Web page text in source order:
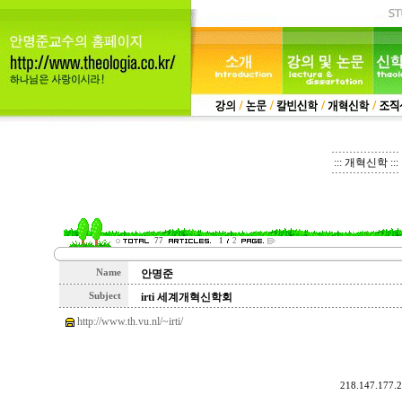
::: 개혁신학 :::
77 1 2
Name 안명준
Subject
irti 세계개혁신학회
http://www.th.vu.nl/~irti/